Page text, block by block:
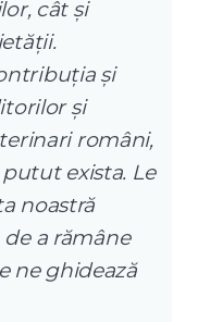
cât și
și
și
români,
exista. Le
noastră
a rămâne
ne ghidează